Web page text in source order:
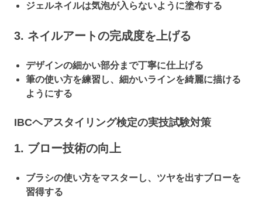
ジェルネイルは気泡が入らないように塗布する
3. ネイルアートの完成度を上げる
デザインの細かい部分まで丁寧に仕上げる
筆の使い方を練習し、細かいラインを綺麗に描ける
ようにする
IBCヘアスタイリング検定の実技試験対策
1. ブロー技術の向上
ブラシの使い方をマスターし、ツヤを出すブローを
習得する